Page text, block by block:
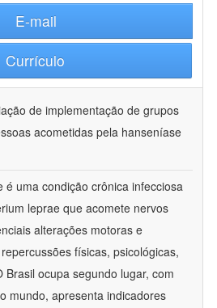
E-mail
Currículo
de implementação de grupos
acometidas pela hanseníase
é uma condição crônica infecciosa
leprae que acomete nervos
alterações motoras e
físicas, psicológicas,
Brasil ocupa segundo lugar, com
mundo, apresenta indicadores